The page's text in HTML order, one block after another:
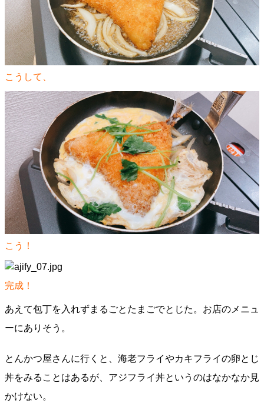
こうして、
こう！
完成！
あえて包丁を入れずまるごとたまごでとじた。お店のメニュ
ーにありそう。
とんかつ屋さんに行くと、海老フライやカキフライの卵とじ
丼をみることはあるが、アジフライ丼というのはなかなか見
かけない。